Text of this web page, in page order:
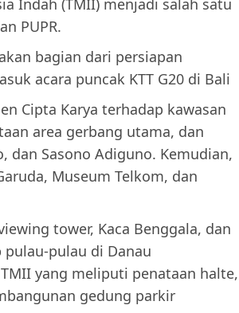
Indah (TMII) menjadi salah satu
PUPR.
bagian dari persiapan
acara puncak KTT G20 di Bali
Cipta Karya terhadap kawasan
area gerbang utama, dan
dan Sasono Adiguno. Kemudian,
Museum Telkom, dan
tower, Kaca Benggala, dan
pulau di Danau
yang meliputi penataan halte,
gedung parkir